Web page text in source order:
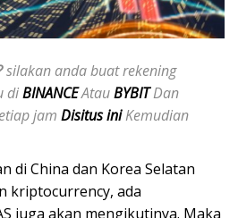
silakan anda buat rekening
diBINANCEAtauBYBITDan
jam Disitus iniKemudian
di China dan Korea Selatan
kriptocurrency, ada
juga akan mengikutinya. Maka